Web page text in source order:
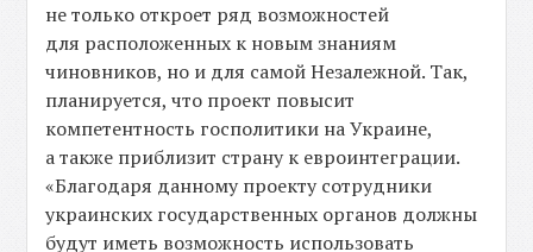
не только откроет ряд возможностей
для расположенных к новым знаниям
чиновников, но и для самой Незалежной. Так,
планируется, что проект повысит
компетентность госполитики на Украине,
а также приблизит страну к евроинтеграции.
«Благодаря данному проекту сотрудники
украинских государственных органов должны
будут иметь возможность использовать